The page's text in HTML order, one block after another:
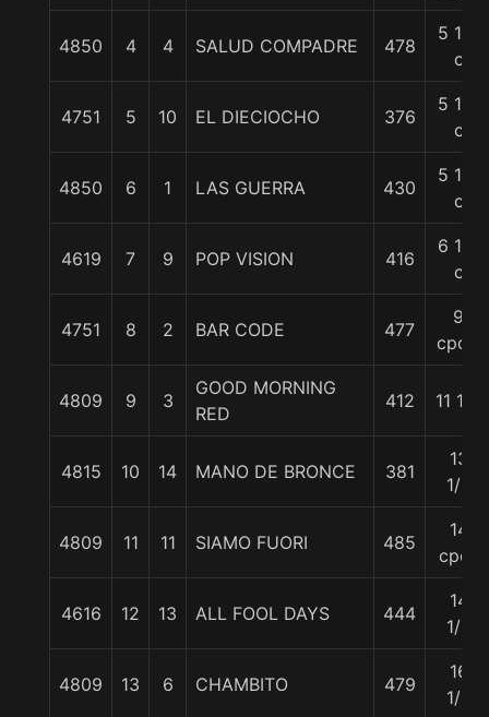
4850 4 4 SALUD COMPADRE 478
5 1/2
c
4751 5 10 EL DIECIOCHO 376
5 1/2
c
4850 6 1 LAS GUERRA 430
5 1/2
c
4619 7 9 POP VISION 416
6 1/2
c
4751 8 2 BAR CODE 477
9
cpos.
4809 9 3
GOOD MORNING
RED
412 11 1/2
4815 10 14 MANO DE BRONCE 381
13
1/2
4809 11 11 SIAMO FUORI 485
14
cpos
4616 12 13 ALL FOOL DAYS 444
14
1/2
4809 13 6 CHAMBITO 479
16
1/2